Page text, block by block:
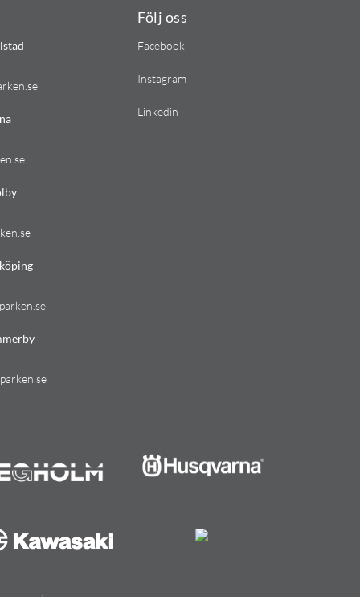
Följ oss
Facebook
Instagram
Linkedin